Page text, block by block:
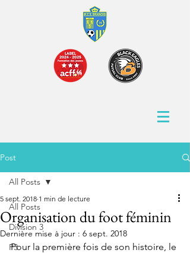
Post
All Posts
Division 3
P3
All Posts
Organisation du foot féminin
5 sept. 2018 1 min de lecture
Dernière mise à jour : 6 sept. 2018
Pour la première fois de son histoire, le